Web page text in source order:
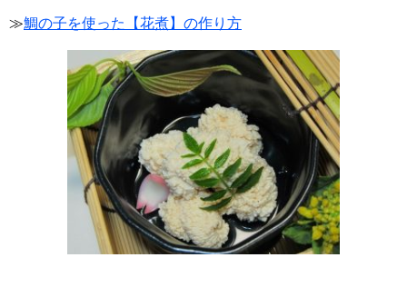
≫鯛の子を使った【花煮】の作り方